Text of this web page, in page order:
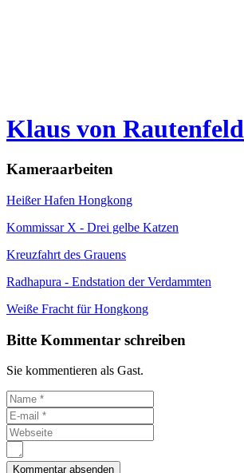
Klaus von Rautenfeld
Kameraarbeiten
Heißer Hafen Hongkong
Kommissar X - Drei gelbe Katzen
Kreuzfahrt des Grauens
Radhapura - Endstation der Verdammten
Weiße Fracht für Hongkong
Bitte Kommentar schreiben
Sie kommentieren als Gast.